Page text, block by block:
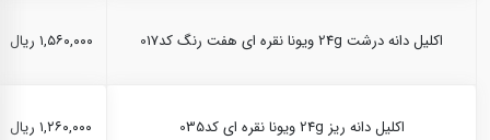
اکلیل دانه درشت 24g ویونا نقره ای هفت رنگ کد017 ۱,۵۶۰,۰۰۰ ریال
اکلیل دانه ریز 24g ویونا نقره ای کد035 ۱,۲۶۰,۰۰۰ ریال